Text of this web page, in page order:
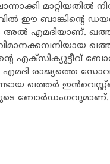
മാറ്റിയതില്‍
ഈ ബാങ്കിന്റെ
അല്‍ എമദിയാണ്.
എക്‌സിക്യുട്ടീവ്
എമദി രാജ്യത്തെ
ഖത്തര്‍
ബോര്‍ഡംഗവുമാണ്.